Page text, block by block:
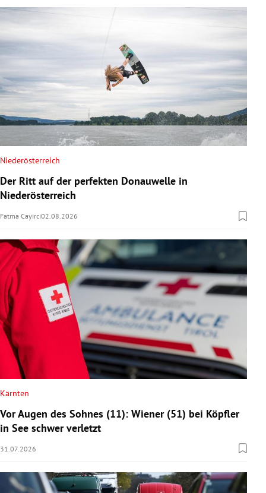
Niederösterreich
Der Ritt auf der perfekten Donauwelle in
Niederösterreich
Fatma Cayirci02.08.2026
Kärnten
Vor Augen des Sohnes (11): Wiener (51) bei Köpfler
in See schwer verletzt
31.07.2026